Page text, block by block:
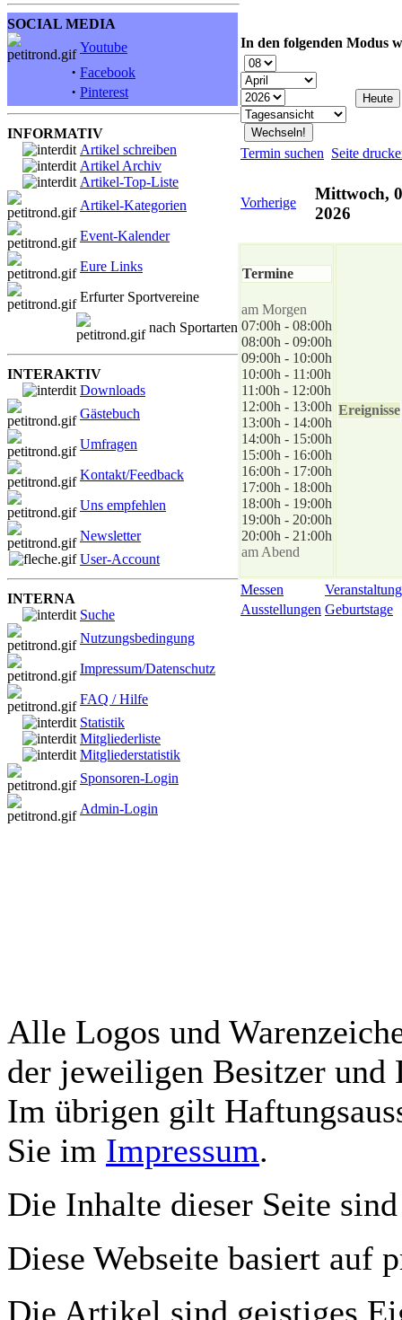
SOCIAL MEDIA
Youtube
· Facebook
· Pinterest
INFORMATIV
Artikel schreiben
Artikel Archiv
Artikel-Top-Liste
Artikel-Kategorien
Event-Kalender
Eure Links
Erfurter Sportvereine
nach Sportarten
INTERAKTIV
Downloads
Gästebuch
Umfragen
Kontakt/Feedback
Uns empfehlen
Newsletter
User-Account
INTERNA
Suche
Nutzungsbedingung
Impressum/Datenschutz
FAQ / Hilfe
Statistik
Mitgliederliste
Mitgliederstatistik
Sponsoren-Login
Admin-Login
In den folgenden Modus
Termin suchen Seite
Vorherige
Mittwoch,
2026
Termine
am Morgen
07:00h - 08:00h
08:00h - 09:00h
09:00h - 10:00h
10:00h - 11:00h
11:00h - 12:00h
12:00h - 13:00h
13:00h - 14:00h
14:00h - 15:00h
15:00h - 16:00h
16:00h - 17:00h
17:00h - 18:00h
18:00h - 19:00h
19:00h - 20:00h
20:00h - 21:00h
am Abend
Ereignisse
Messen
Veranstaltung
Ausstellungen Geburtstage
Alle Logos und
der jeweiligen Besitzer und
Im übrigen gilt
Sie im Impressum.
Die Inhalte dieser Seite
Diese Webseite basiert auf
Die Artikel sind geistiges